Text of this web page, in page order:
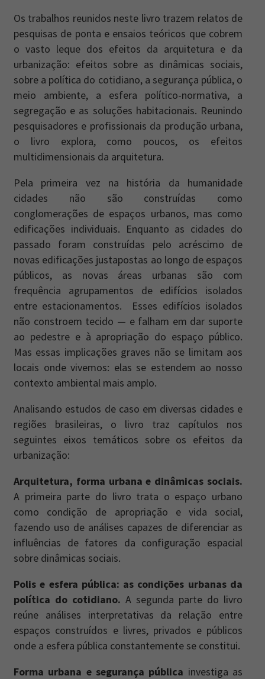
Os trabalhos reunidos neste livro trazem relatos de
pesquisas de ponta e ensaios teóricos que cobrem
o vasto leque dos efeitos da arquitetura e da
urbanização: efeitos sobre as dinâmicas sociais,
sobre a política do cotidiano, a segurança pública, o
meio ambiente, a esfera político-normativa, a
segregação e as soluções habitacionais. Reunindo
pesquisadores e profissionais da produção urbana,
o livro explora, como poucos, os efeitos
multidimensionais da arquitetura.
Pela primeira vez na história da humanidade
cidades não são construídas como
conglomerações de espaços urbanos, mas como
edificações individuais. Enquanto as cidades do
passado foram construídas pelo acréscimo de
novas edificações justapostas ao longo de espaços
públicos, as novas áreas urbanas são com
frequência agrupamentos de edifícios isolados
entre estacionamentos. Esses edifícios isolados
não constroem tecido — e falham em dar suporte
ao pedestre e à apropriação do espaço público.
Mas essas implicações graves não se limitam aos
locais onde vivemos: elas se estendem ao nosso
contexto ambiental mais amplo.
Analisando estudos de caso em diversas cidades e
regiões brasileiras, o livro traz capítulos nos
seguintes eixos temáticos sobre os efeitos da
urbanização:
Arquitetura, forma urbana e dinâmicas sociais.
A primeira parte do livro trata o espaço urbano
como condição de apropriação e vida social,
fazendo uso de análises capazes de diferenciar as
influências de fatores da configuração espacial
sobre dinâmicas sociais.
Polis e esfera pública: as condições urbanas da
política do cotidiano. A segunda parte do livro
reúne análises interpretativas da relação entre
espaços construídos e livres, privados e públicos
onde a esfera pública constantemente se constitui.
Forma urbana e segurança pública investiga as